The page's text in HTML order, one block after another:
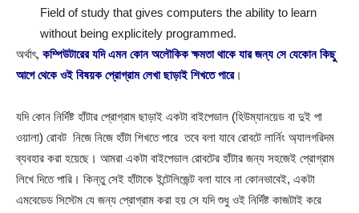
Field of study that gives computers the ability to learn
without being explicitely programmed.
অর্থাৎ, কম্পিউটারের যদি এমন কোন অলৌকিক ক্ষমতা থাকে যার জন্য সে যেকোন কিছু
আগে থেকে ওই বিষয়ক প্রোগ্রাম লেখা ছাড়াই শিখতে পারে।
যদি কোন নির্দিষ্ট হাঁটার প্রোগ্রাম ছাড়াই একটা বাইপেডাল (হিউম্যানয়েড বা দুই পা
ওয়ালা) রোবট নিজে নিজে হাঁটা শিখতে পারে তবে বলা যাবে রোবটে লার্নিং অ্যালগরিদম
ব্যবহার করা হয়েছে। আমরা একটা বাইপেডাল রোবটের হাঁটার জন্য সহজেই প্রোগ্রাম
লিখে দিতে পারি। কিন্তু সেই হাঁটাকে ইন্টেলিজেন্ট বলা যাবে না কোনভাবেই, একটা
এমবেডেড সিস্টেম যে জন্য প্রোগ্রাম করা হয় সে যদি শুধু ওই নির্দিষ্ট কাজটাই করে